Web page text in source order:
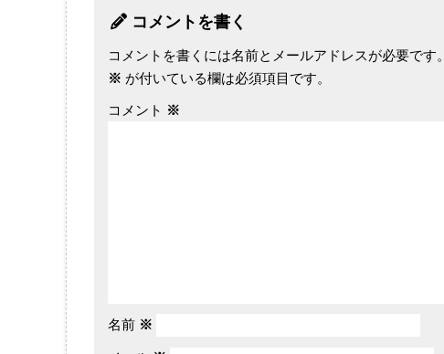
コメントを書く
コメントを書くには名前とメールアドレスが必要です。
※ が付いている欄は必須項目です。
コメント ※
名前 ※